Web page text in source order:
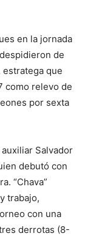
en la jornada
de
que
como relevo de
por sexta
Salvador
debutó con
“Chava”
trabajo,
con una
derrotas (8-